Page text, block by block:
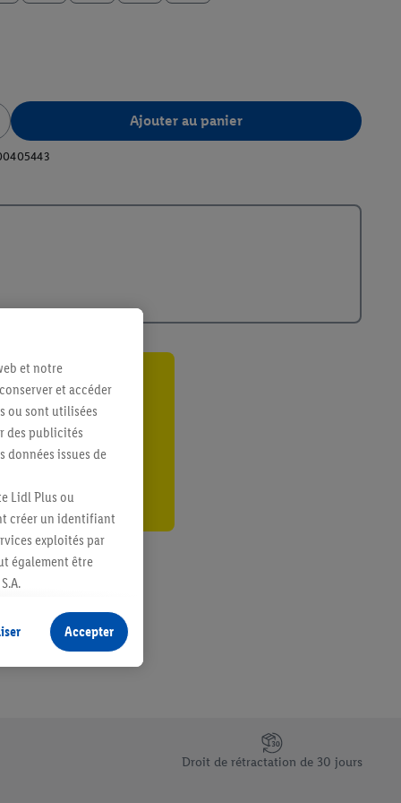
Ajouter au panier
Droit de rétractation de 30 jours
et notre
et accéder
ou sont utilisées
des publicités
données issues de
Lidl Plus ou
créer un identifiant
exploités par
également être
sans procéder à
terminaux ou
échéant, d’autres
En cliquant sur
de plus amples
Accepter